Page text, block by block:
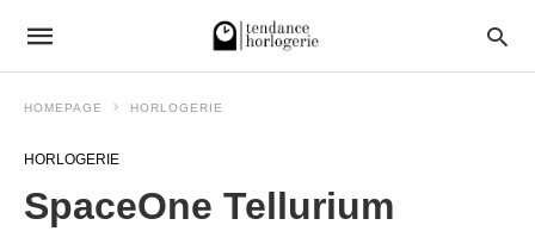
HOMEPAGE HORLOGERIE
HORLOGERIE
SpaceOne Tellurium